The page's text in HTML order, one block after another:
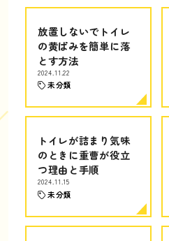
放置しないでトイレ
の黄ばみを簡単に落
とす方法
2024.11.22
未分類
トイレが詰まり気味
のときに重曹が役立
つ理由と手順
2024.11.15
未分類